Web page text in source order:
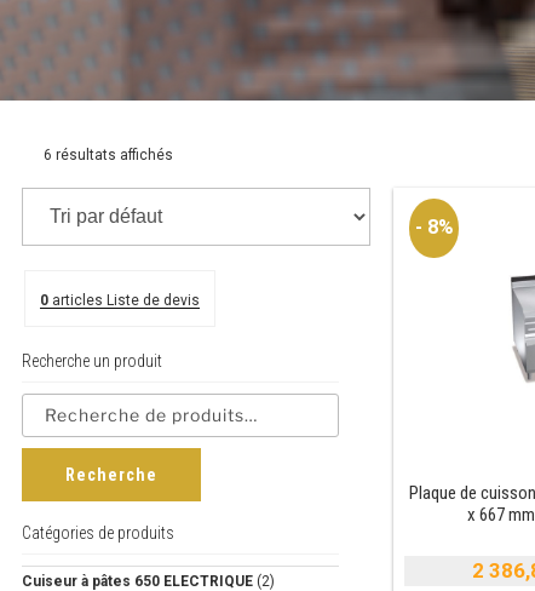
6 résultats affichés
- 8%
Plaque de
x 667
2
0 articles Liste de devis
Recherche un produit
Recherche
Catégories de produits
Cuiseur à pâtes 650 ELECTRIQUE (2)